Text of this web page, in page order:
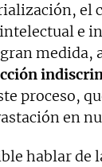
el
e
medida,
proceso,
en
hablar de